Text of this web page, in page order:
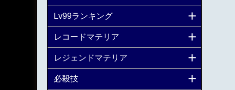
Lv99ランキング
レコードマテリア
レジェンドマテリア
必殺技